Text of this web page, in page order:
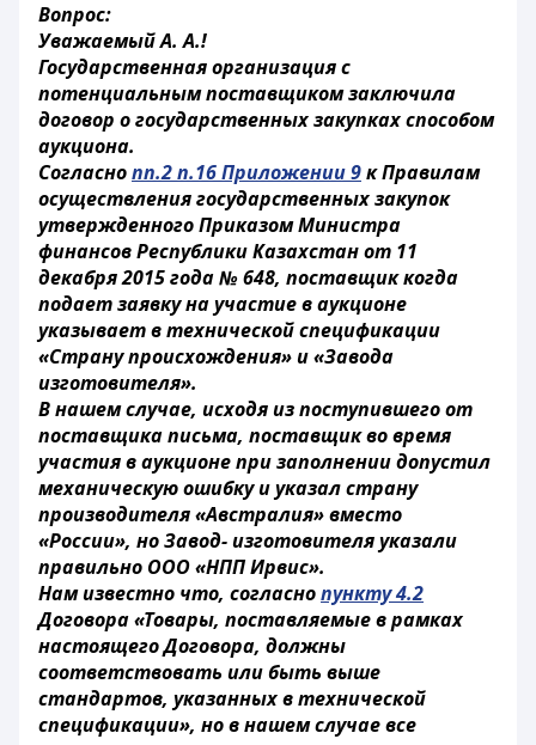
Вопрос:
Уважаемый А. А.!
Государственная организация с
потенциальным поставщиком заключила
договор о государственных закупках способом
аукциона.
Согласнопп.2 п.16 Приложении 9к Правилам
осуществления государственных закупок
утвержденного Приказом Министра
финансов Республики Казахстан от 11
декабря 2015 года № 648, поставщик когда
подает заявку на участие в аукционе
указывает в технической спецификации
«Страну происхождения» и «Завода
изготовителя».
В нашем случае, исходя из поступившего от
поставщика письма, поставщик во время
участия в аукционе при заполнении допустил
механическую ошибку и указал страну
производителя «Австралия» вместо
«России», но Завод- изготовителя указали
правильно ООО «НПП Ирвис».
Нам известно что, согласнопункту 4.2
Договора «Товары, поставляемые в рамках
настоящего Договора, должны
соответствовать или быть выше
стандартов, указанных в технической
спецификации», но в нашем случае все